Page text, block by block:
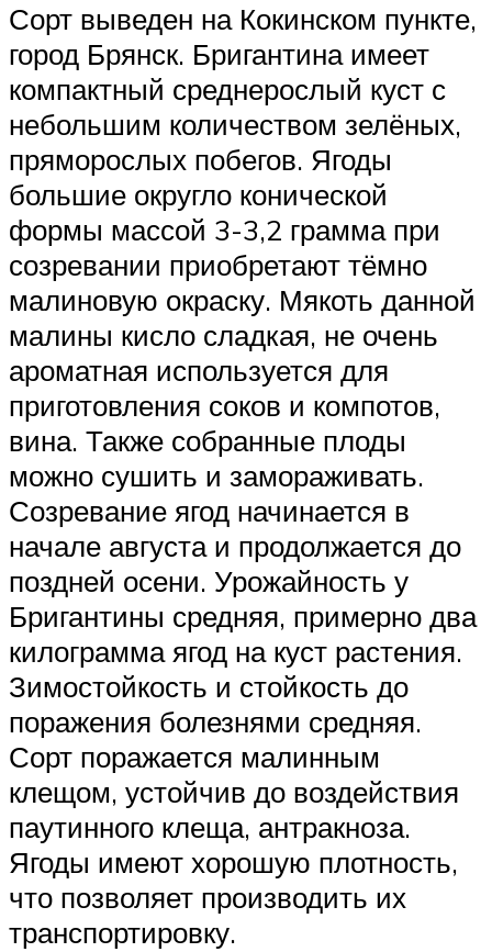
Сорт выведен на Кокинском пункте,
город Брянск. Бригантина имеет
компактный среднерослый куст с
небольшим количеством зелёных,
пряморослых побегов. Ягоды
большие округло конической
формы массой 3-3,2 грамма при
созревании приобретают тёмно
малиновую окраску. Мякоть данной
малины кисло сладкая, не очень
ароматная используется для
приготовления соков и компотов,
вина. Также собранные плоды
можно сушить и замораживать.
Созревание ягод начинается в
начале августа и продолжается до
поздней осени. Урожайность у
Бригантины средняя, примерно два
килограмма ягод на куст растения.
Зимостойкость и стойкость до
поражения болезнями средняя.
Сорт поражается малинным
клещом, устойчив до воздействия
паутинного клеща, антракноза.
Ягоды имеют хорошую плотность,
что позволяет производить их
транспортировку.